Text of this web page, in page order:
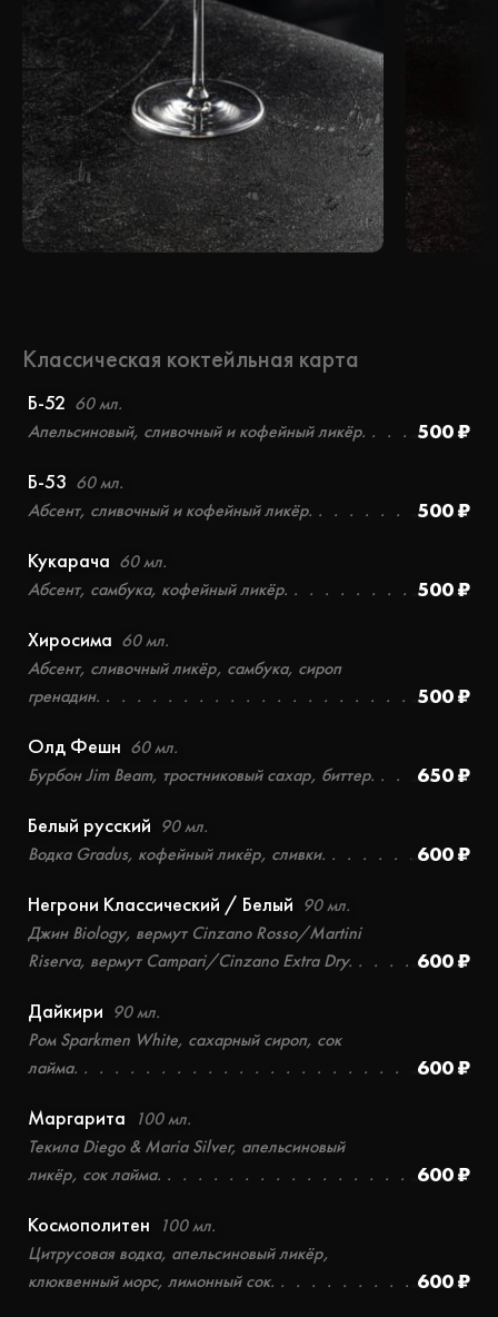
Классическая коктейльная карта
Б-52 60 мл.
Апельсиновый, сливочный и кофейный ликёр.
500 ₽
Б-53 60 мл.
Абсент, сливочный и кофейный ликёр.
500 ₽
Кукарача 60 мл.
Абсент, самбука, кофейный ликёр.
500 ₽
Хиросима 60 мл.
Абсент, сливочный ликёр, самбука, сироп
гренадин.
500 ₽
Олд Фешн 60 мл.
Бурбон Jim Beam, тростниковый сахар, биттер.
650 ₽
Белый русский 90 мл.
Водка Gradus, кофейный ликёр, сливки.
600 ₽
Негрони Классический / Белый 90 мл.
Джин Biology, вермут Cinzano Rosso/Martini
Riserva, вермут Campari/Cinzano Extra Dry.
600 ₽
Дайкири 90 мл.
Ром Sparkmen White, сахарный сироп, сок
лайма.
600 ₽
Маргарита
100 мл.
Текила Diego & Maria Silver, апельсиновый
ликёр, сок лайма.
600 ₽
Космополитен
100 мл.
Цитрусовая водка, апельсиновый ликёр,
клюквенный морс, лимонный сок.
600 ₽